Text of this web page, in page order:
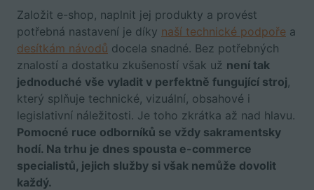
Založit e-shop, naplnit jej produkty a provést
potřebná nastavení je díky naší technické podpoře a
desítkám návodů docela snadné. Bez potřebných
znalostí a dostatku zkušeností však už není tak
jednoduché vše vyladit v perfektně fungující stroj,
který splňuje technické, vizuální, obsahové i
legislativní náležitosti. Je toho zkrátka až nad hlavu.
Pomocné ruce odborníků se vždy sakramentsky
hodí. Na trhu je dnes spousta e-commerce
specialistů, jejich služby si však nemůže dovolit
každý.